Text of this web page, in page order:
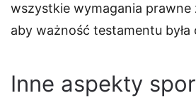
wszystkie wymagania prawne
aby ważność testamentu była
Inne aspekty